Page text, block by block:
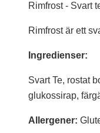
Rimfrost - Svart
Rimfrost är ett
Ingredienser:
Svart Te, rostat
glukossirap,
Allergener: